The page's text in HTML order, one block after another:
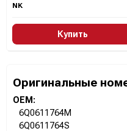
NK
Купить
Оригинальные
OEM:
6Q0611764M
6Q0611764S